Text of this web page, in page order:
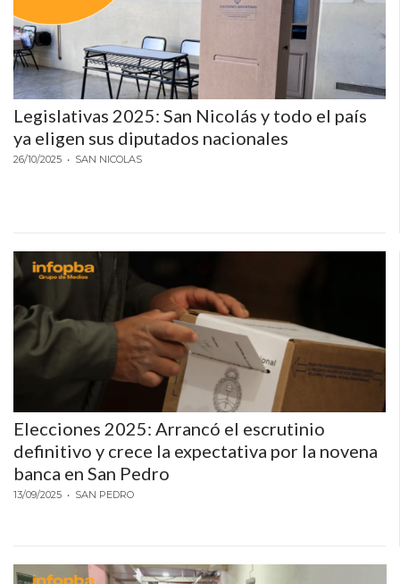
DIA
DIARIO
REPORTERO
DIARIO
DEPORTIVO
GRUPO
PUBLICITÁ
EN
NORTE
HOY
HORA
NOTICIAS
ROJAS
VIRTUAL
NOTICIAS
Legislativas 2025: San Nicolás y todo el país
ya eligen sus diputados nacionales
26/10/2025 • SAN NICOLAS
Elecciones 2025: Arrancó el escrutinio
definitivo y crece la expectativa por la novena
banca en San Pedro
13/09/2025 • SAN PEDRO